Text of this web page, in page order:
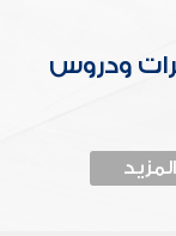
ودروس
المزيد